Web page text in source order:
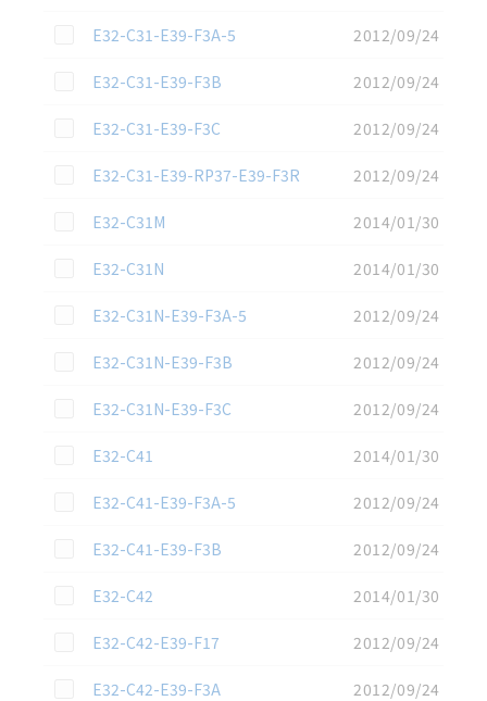
この資料を選択
E32-C31-E39-F3A-5
2012/09/24
この資料を選択
E32-C31-E39-F3B
2012/09/24
この資料を選択
E32-C31-E39-F3C
2012/09/24
この資料を選択
E32-C31-E39-RP37-E39-F3R
2012/09/24
この資料を選択
E32-C31M
2014/01/30
この資料を選択
E32-C31N
2014/01/30
この資料を選択
E32-C31N-E39-F3A-5
2012/09/24
この資料を選択
E32-C31N-E39-F3B
2012/09/24
この資料を選択
E32-C31N-E39-F3C
2012/09/24
この資料を選択
E32-C41
2014/01/30
この資料を選択
E32-C41-E39-F3A-5
2012/09/24
この資料を選択
E32-C41-E39-F3B
2012/09/24
この資料を選択
E32-C42
2014/01/30
この資料を選択
E32-C42-E39-F17
2012/09/24
この資料を選択
E32-C42-E39-F3A
2012/09/24